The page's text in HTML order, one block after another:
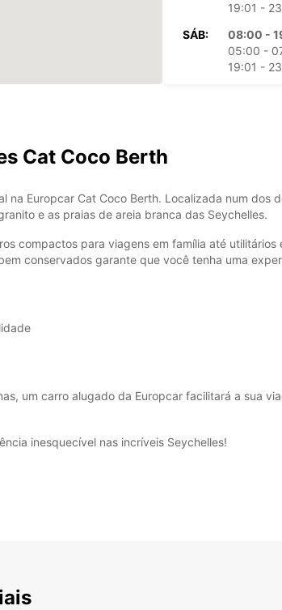
19:01 -
SÁB:
08:00 -
05:00 -
19:01 -
Cat Coco Berth
Europcar Cat Coco Berth. Localizada num dos
e as praias de areia branca das Seychelles.
compactos para viagens em família até
conservados garante que você tenha uma
um carro alugado da Europcar facilitará a sua
inesquecível nas incríveis Seychelles!